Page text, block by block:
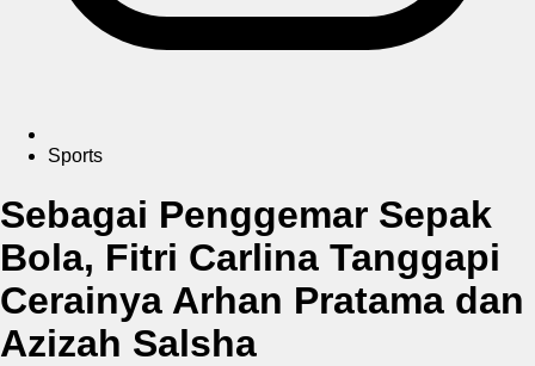
Sports
Sebagai Penggemar Sepak
Bola, Fitri Carlina Tanggapi
Cerainya Arhan Pratama dan
Azizah Salsha